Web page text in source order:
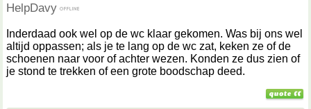
HelpDavy
Inderdaad ook wel op de wc klaar gekomen. Was bij ons wel
altijd oppassen; als je te lang op de wc zat, keken ze of de
schoenen naar voor of achter wezen. Konden ze dus zien of
je stond te trekken of een grote boodschap deed.